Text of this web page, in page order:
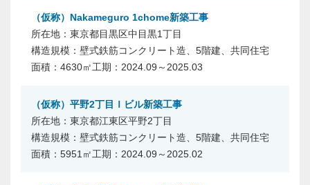
（仮称）Nakameguro 1chome新築工事
東京都目黒区中目黒1丁目
壁式鉄筋コンクリート造、5階建、共同住宅
4630㎡
2024.09～2025.03
（仮称）平野2丁目Ｉビル新築工事
東京都江東区平野2丁目
壁式鉄筋コンクリート造、5階建、共同住宅
5951㎡
2024.09～2025.02